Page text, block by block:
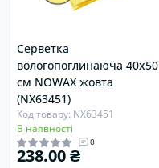
Серветка
вологопоглинаюча 40х50
см NOWAX жовта
(NX63451)
Код товару: NX63451
В наявності
0
238.00 ₴